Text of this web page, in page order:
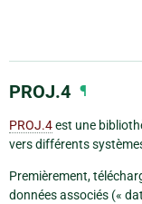
PROJ.4 ¶
PROJ.4est une
vers différents
Premièrement,
données associés («